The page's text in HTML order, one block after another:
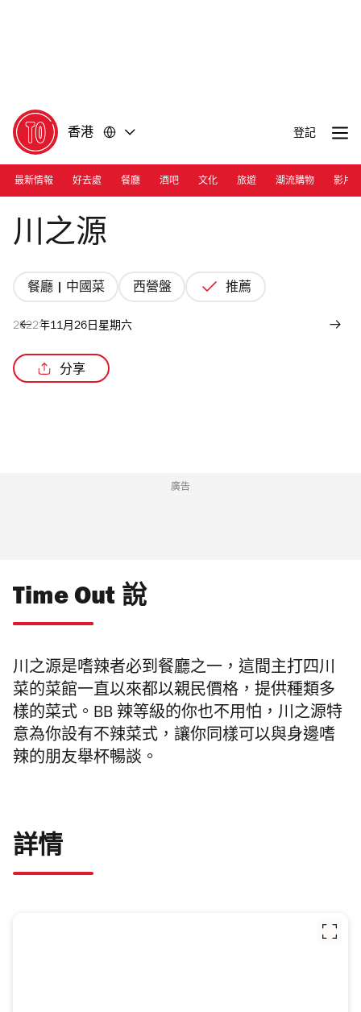
香港 登記
最新情報 好去處 餐廳 酒吧 文化 旅遊 潮流購物 影片
Photograph: River Sichuan Restaurant/Facebook
川之源
餐廳 | 中國菜 西營盤 推薦
2022年11月26日星期六
分享
廣告
Time Out 說
川之源是嗜辣者必到餐廳之一，這間主打四川
菜的菜館一直以來都以親民價格，提供種類多
樣的菜式。BB 辣等級的你也不用怕，川之源特
意為你設有不辣菜式，讓你同樣可以與身邊嗜
辣的朋友舉杯暢談。
詳情